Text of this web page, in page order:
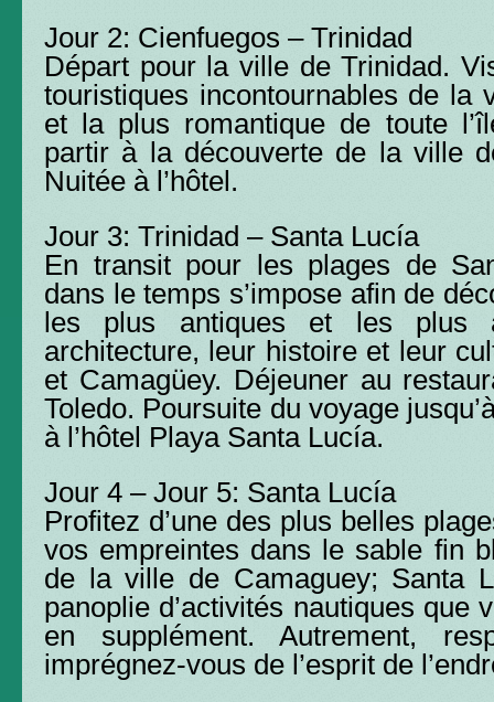
Jour 2: Cienfuegos – Trinidad
Départ pour la ville de Trinidad.
touristiques incontournables de la
et la plus romantique de toute
partir à la découverte de la ville
Nuitée à l’hôtel.
Jour 3: Trinidad – Santa Lucía
En transit pour les plages de
dans le temps s’impose afin de
les plus antiques et les plus
architecture, leur histoire et leur
et Camagüey. Déjeuner au
Toledo. Poursuite du voyage
à l’hôtel Playa Santa Lucía.
Jour 4 – Jour 5: Santa Lucía
Profitez d’une des plus belles
vos empreintes dans le sable fin
de la ville de Camaguey; Santa
panoplie d’activités nautiques que
en supplément. Autrement,
imprégnez-vous de l’esprit de